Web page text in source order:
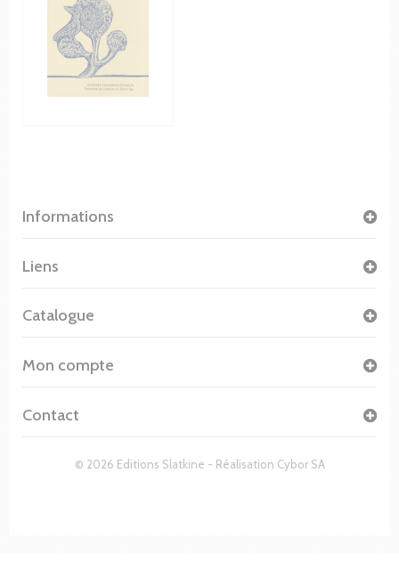
Informations
© 2026 Editions Slatkine - Réalisation Cybor SA
Liens
Catalogue
Mon compte
Contact